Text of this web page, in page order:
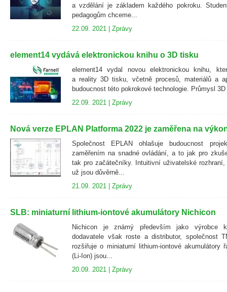
a vzdělání je základem každého pokroku.
pedagogům chceme...
22.09. 2021 | Zprávy
element14 vydává elektronickou knihu o 3D tisku
element14 vydal novou elektronickou knihu,
a reality 3D tisku, včetně procesů, materiálů a
budoucnost této pokrokové technologie. Průmysl
22.09. 2021 | Zprávy
Nová verze EPLAN Platforma 2022 je zaměřena na
Společnost EPLAN ohlašuje budoucnost
zaměřením na snadné ovládání, a to jak pro
tak pro začátečníky. Intuitivní uživatelské
už jsou důvěrně...
21.09. 2021 | Zprávy
SLB: miniaturní lithium-iontové akumulátory Nichicon
Nichicon je známý především jako výrobce
dodavatele však roste a distributor, společnost
rozšiřuje o miniaturní lithium-iontové akumulátory
(Li-Ion) jsou...
20.09. 2021 | Zprávy